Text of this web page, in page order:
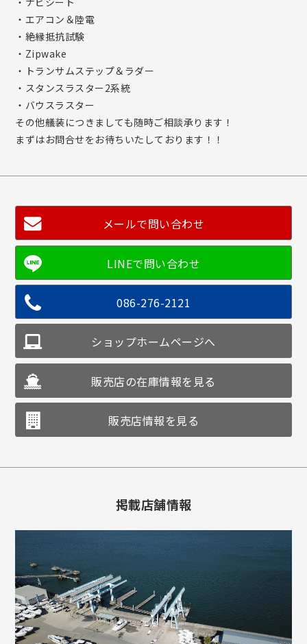
・エアコン＆陸電
・絶縁抵抗試験
・Zipwake
・トランサムステップ＆ラダー
・スタンスラスター2系統
・バウスラスター
その他艤装につきましても随時ご相談承ります！
まずはお問合せをお待ちいたしております！！
メールで問い合わせ
086-276-2121
ショップホームページへ
販売店の在庫情報を見る
販売店情報を見る
掲載店舗情報